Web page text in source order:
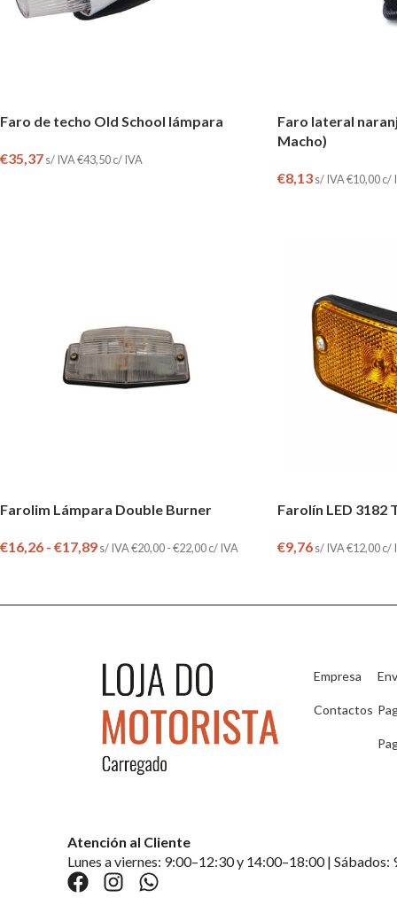
Faro de techo Old School lámpara
€35,37s/ IVA€43,50c/ IVA
Faro lateral
Macho)
€8,13s/ IVA€10,00c/
Farolim Lámpara Double Burner
€16,26 - €17,89s/ IVA€20,00-€22,00c/ IVA
Farolín LED 3182
€9,76s/ IVA€12,00c/
Empresa
Contactos
Atención al Cliente
Lunes a viernes: 9:00–12:30 y 14:00–18:00 | Sábados: